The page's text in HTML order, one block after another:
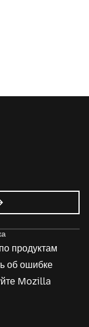
продуктам
об ошибке
Mozilla